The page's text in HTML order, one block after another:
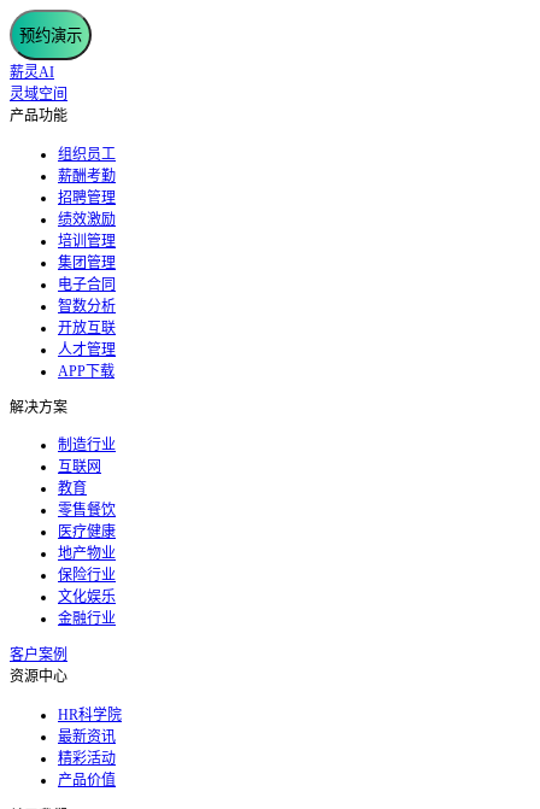
预约演示
薪灵AI
灵域空间
产品功能
组织员工
薪酬考勤
招聘管理
绩效激励
培训管理
集团管理
电子合同
智数分析
开放互联
人才管理
APP下载
解决方案
制造行业
互联网
教育
零售餐饮
医疗健康
地产物业
保险行业
文化娱乐
金融行业
客户案例
资源中心
HR科学院
最新资讯
精彩活动
产品价值